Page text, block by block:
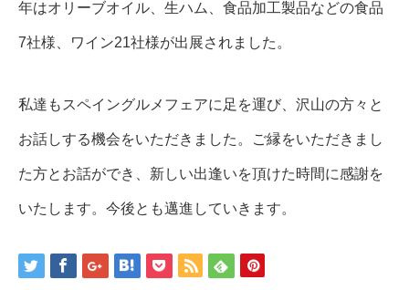
年はオリーブオイル、生ハム、食品加工製品などの食品
7社様、ワイン21社様が出展されました。
私達もスペイングルメフェアに足を運び、沢山の方々と
お話しする機会をいただきました。ご縁をいただきまし
た方とお話ができ、新しい出逢いを頂けた時間に感謝を
いたします。今後とも邁進していきます。